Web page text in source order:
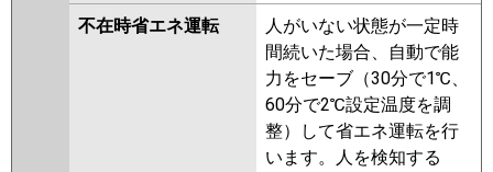
不在時省エネ運転
人がいない状態が一定時
間続いた場合、自動で能
力をセーブ（30分で1℃、
60分で2℃設定温度を調
整）して省エネ運転を行
います。人を検知する